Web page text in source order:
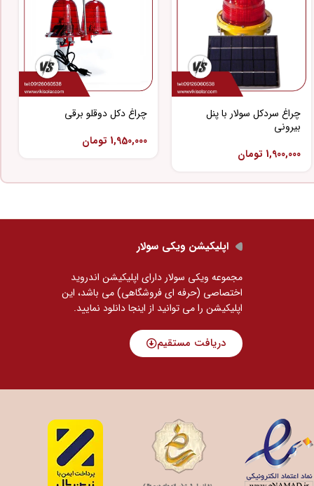
چراغ سردکل سولار با پنل
بیرونی
1,900,000 تومان
چراغ دکل دوقلو برقی
1,950,000 تومان
اپلیکیشن ویکی سولار
مجموعه ویکی سولار دارای اپلیکیشن اندروید
اختصاصی (حرفه ای فروشگاهی) می باشد، این
اپلیکیشن را می توانید از اینجا دانلود نمایید.
دریافت مستقیم